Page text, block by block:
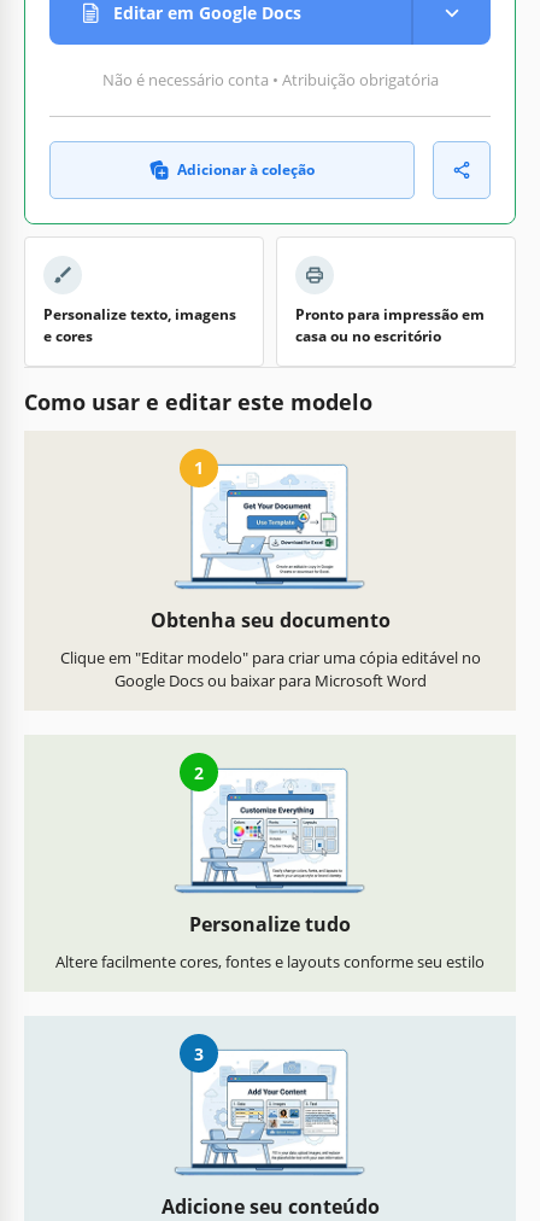
Editar em Google Docs
Não é necessário conta • Atribuição obrigatória
Adicionar à coleção
Personalize texto, imagens
e cores
Pronto para impressão em
casa ou no escritório
Como usar e editar este modelo
1
Obtenha seu documento
Clique em "Editar modelo" para criar uma cópia editável no
Google Docs ou baixar para Microsoft Word
2
Personalize tudo
Altere facilmente cores, fontes e layouts conforme seu estilo
3
Adicione seu conteúdo